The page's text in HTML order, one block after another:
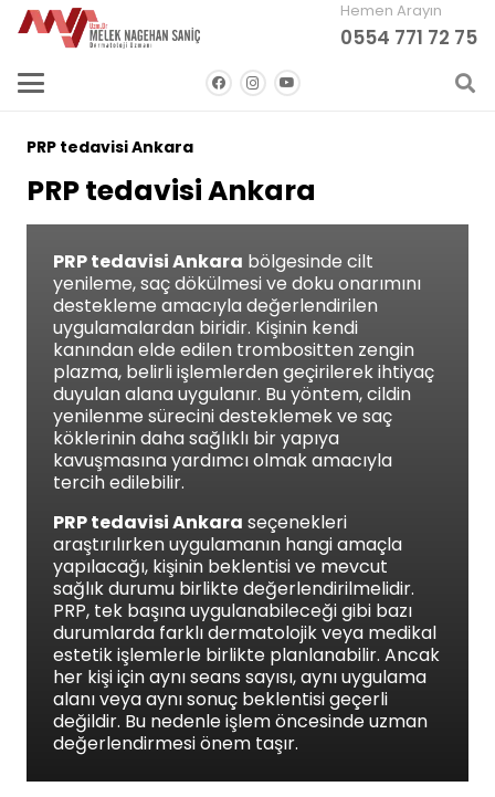
Hemen Arayın
0554 771 72 75
PRP tedavisi Ankara
PRP tedavisi Ankara
PRP tedavisi Ankara bölgesinde cilt
yenileme, saç dökülmesi ve doku onarımını
destekleme amacıyla değerlendirilen
uygulamalardan biridir. Kişinin kendi
kanından elde edilen trombositten zengin
plazma, belirli işlemlerden geçirilerek ihtiyaç
duyulan alana uygulanır. Bu yöntem, cildin
yenilenme sürecini desteklemek ve saç
köklerinin daha sağlıklı bir yapıya
kavuşmasına yardımcı olmak amacıyla
tercih edilebilir.
PRP tedavisi Ankara seçenekleri
araştırılırken uygulamanın hangi amaçla
yapılacağı, kişinin beklentisi ve mevcut
sağlık durumu birlikte değerlendirilmelidir.
PRP, tek başına uygulanabileceği gibi bazı
durumlarda farklı dermatolojik veya medikal
estetik işlemlerle birlikte planlanabilir. Ancak
her kişi için aynı seans sayısı, aynı uygulama
alanı veya aynı sonuç beklentisi geçerli
değildir. Bu nedenle işlem öncesinde uzman
değerlendirmesi önem taşır.